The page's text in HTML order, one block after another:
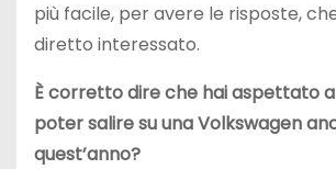
più facile, per avere le risposte,
diretto interessato.
È corretto dire che hai aspettato
poter salire su una Volkswagen
quest’anno?